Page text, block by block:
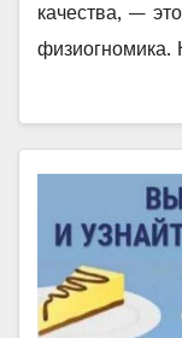
качества, —